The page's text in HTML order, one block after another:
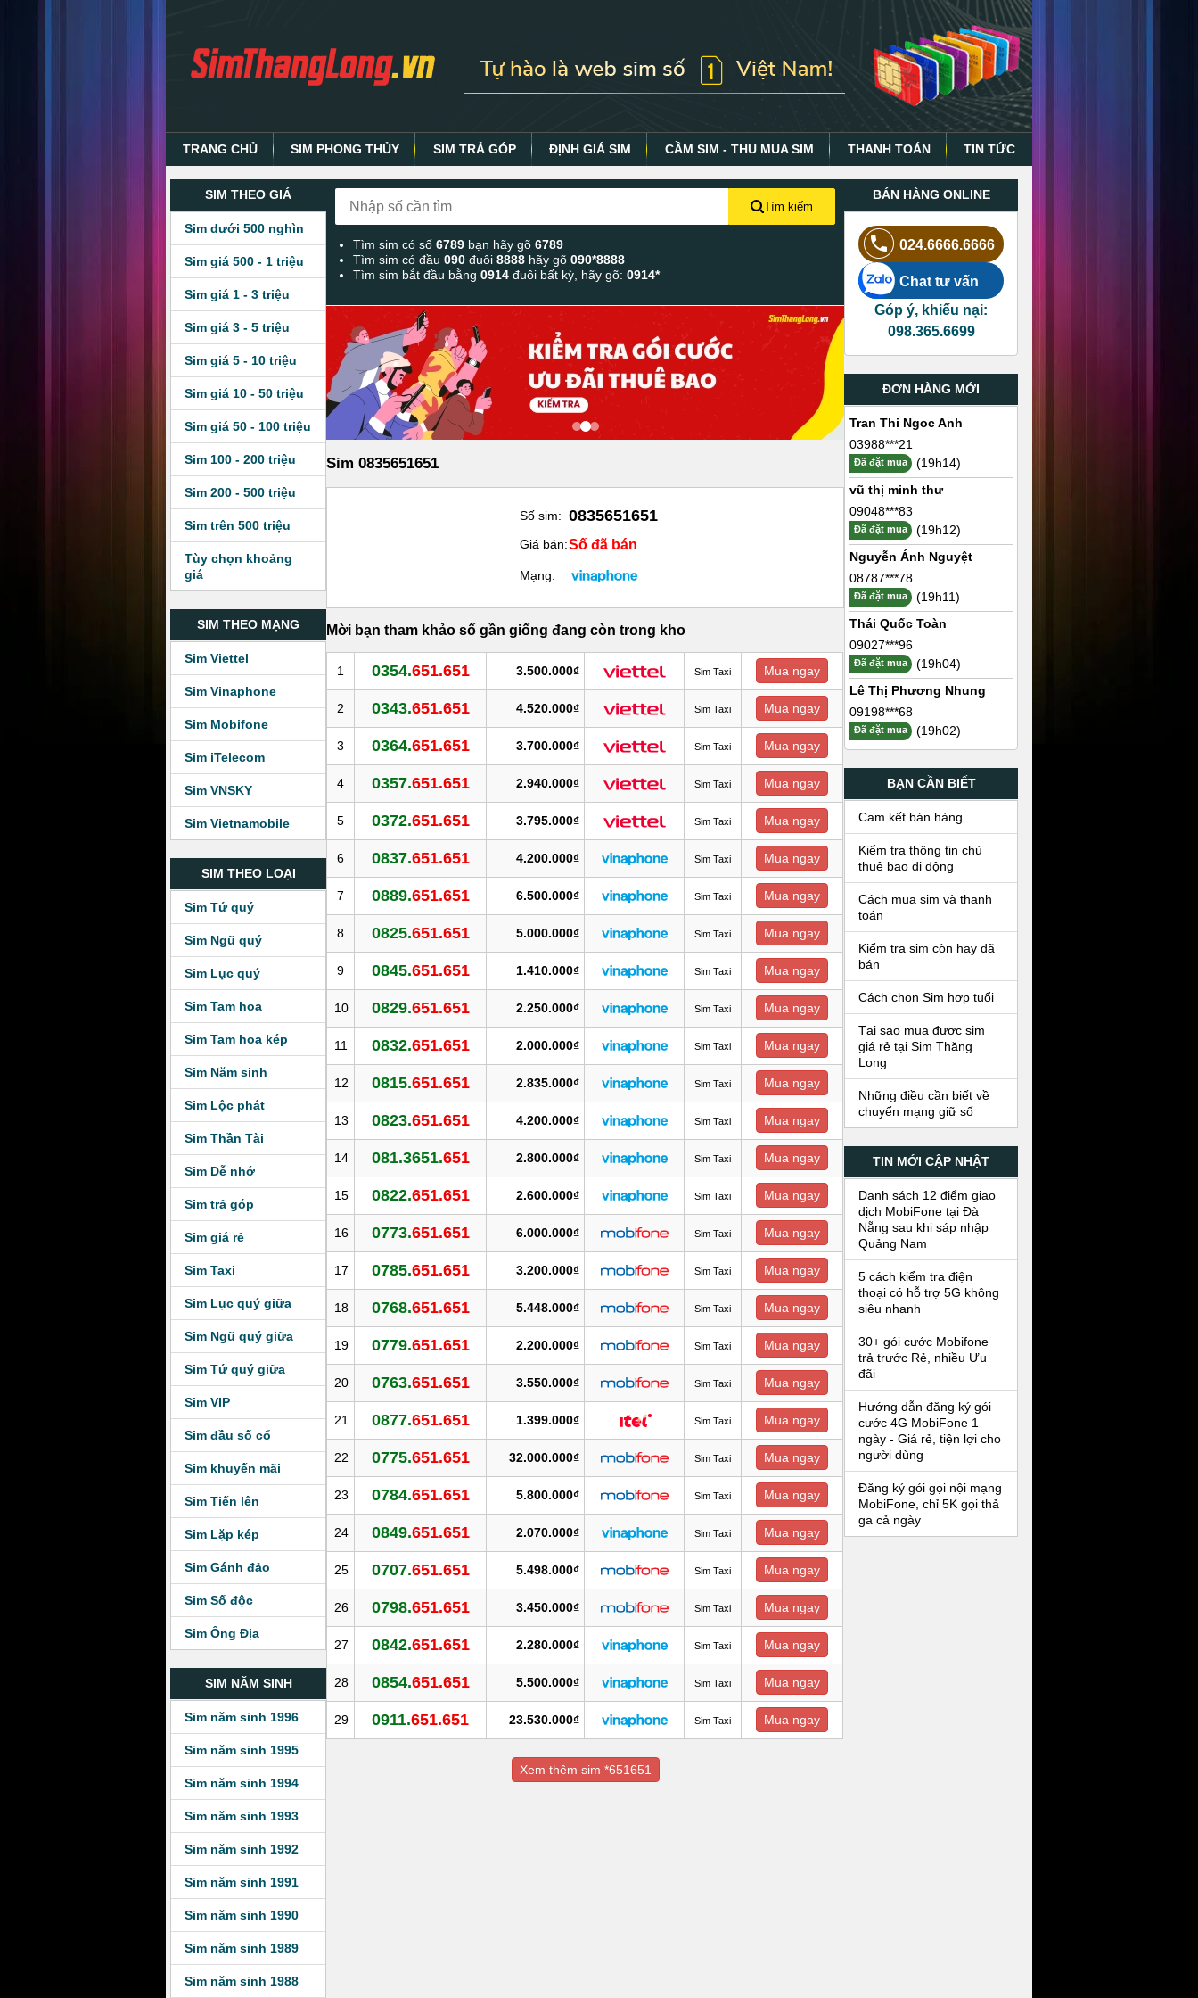
TRANG CHỦ SIM PHONG THỦY SIM TRẢ GÓP ĐỊNH GIÁ SIM CẦM SIM - THU MUA SIM THANH TOÁN TIN TỨC
SIM THEO GIÁ
Sim dưới 500 nghìn
Sim giá 500 - 1 triệu
Sim giá 1 - 3 triệu
Sim giá 3 - 5 triệu
Sim giá 5 - 10 triệu
Sim giá 10 - 50 triệu
Sim giá 50 - 100 triệu
Sim 100 - 200 triệu
Sim 200 - 500 triệu
Sim trên 500 triệu
Tùy chọn khoảng
giá
SIM THEO MẠNG
Sim Viettel
Sim Vinaphone
Sim Mobifone
Sim iTelecom
Sim VNSKY
Sim Vietnamobile
SIM THEO LOẠI
Sim Tứ quý
Sim Ngũ quý
Sim Lục quý
Sim Tam hoa
Sim Tam hoa kép
Sim Năm sinh
Sim Lộc phát
Sim Thần Tài
Sim Dễ nhớ
Sim trả góp
Sim giá rẻ
Sim Taxi
Sim Lục quý giữa
Sim Ngũ quý giữa
Sim Tứ quý giữa
Sim VIP
Sim đầu số cổ
Sim khuyến mãi
Sim Tiến lên
Sim Lặp kép
Sim Gánh đảo
Sim Số độc
Sim Ông Địa
SIM NĂM SINH
Sim năm sinh 1996
Sim năm sinh 1995
Sim năm sinh 1994
Sim năm sinh 1993
Sim năm sinh 1992
Sim năm sinh 1991
Sim năm sinh 1990
Sim năm sinh 1989
Sim năm sinh 1988
Tìm kiếm
Tìm sim có số6789 bạn hãy gõ6789
Tìm sim có đầu090đuôi8888 hãy gõ090*8888
Tìm sim bắt đầu bằng0914 đuôi bất kỳ, hãy gõ:0914*
Sim 0835651651
Số sim: 0835651651
Giá bán:Số đã bán
Mạng:
Mời bạn tham khảo số gần giống đang còn trong kho
1 0354.651.651 3.500.000₫ Sim Taxi Mua ngay
2 0343.651.651 4.520.000₫ Sim Taxi Mua ngay
3 0364.651.651 3.700.000₫ Sim Taxi Mua ngay
4 0357.651.651 2.940.000₫ Sim Taxi Mua ngay
5 0372.651.651 3.795.000₫ Sim Taxi Mua ngay
6 0837.651.651 4.200.000₫ Sim Taxi Mua ngay
7 0889.651.651 6.500.000₫ Sim Taxi Mua ngay
8 0825.651.651 5.000.000₫ Sim Taxi Mua ngay
9 0845.651.651 1.410.000₫ Sim Taxi Mua ngay
10 0829.651.651 2.250.000₫ Sim Taxi Mua ngay
11 0832.651.651 2.000.000₫ Sim Taxi Mua ngay
12 0815.651.651 2.835.000₫ Sim Taxi Mua ngay
13 0823.651.651 4.200.000₫ Sim Taxi Mua ngay
14 081.3651.651 2.800.000₫ Sim Taxi Mua ngay
15 0822.651.651 2.600.000₫ Sim Taxi Mua ngay
16 0773.651.651 6.000.000₫ Sim Taxi Mua ngay
17 0785.651.651 3.200.000₫ Sim Taxi Mua ngay
18 0768.651.651 5.448.000₫ Sim Taxi Mua ngay
19 0779.651.651 2.200.000₫ Sim Taxi Mua ngay
20 0763.651.651 3.550.000₫ Sim Taxi Mua ngay
21 0877.651.651 1.399.000₫ Sim Taxi Mua ngay
22 0775.651.651 32.000.000₫ Sim Taxi Mua ngay
23 0784.651.651 5.800.000₫ Sim Taxi Mua ngay
24 0849.651.651 2.070.000₫ Sim Taxi Mua ngay
25 0707.651.651 5.498.000₫ Sim Taxi Mua ngay
26 0798.651.651 3.450.000₫ Sim Taxi Mua ngay
27 0842.651.651 2.280.000₫ Sim Taxi Mua ngay
28 0854.651.651 5.500.000₫ Sim Taxi Mua ngay
29 0911.651.651 23.530.000₫ Sim Taxi Mua ngay
Xem thêm sim *651651
BÁN HÀNG ONLINE
024.6666.6666
Chat tư vấn
Góp ý, khiếu nại:
098.365.6699
ĐƠN HÀNG MỚI
Tran Thi Ngoc Anh
03988***21
Đã đặt mua
(19h14)
vũ thị minh thư
09048***83
Đã đặt mua
(19h12)
Nguyễn Ánh Nguyệt
08787***78
Đã đặt mua
(19h11)
Thái Quốc Toàn
09027***96
Đã đặt mua
(19h04)
Lê Thị Phương Nhung
09198***68
Đã đặt mua (19h02)
BẠN CẦN BIẾT
Cam kết bán hàng
Kiểm tra thông tin chủ
thuê bao di động
Cách mua sim và thanh
toán
Kiểm tra sim còn hay đã
bán
Cách chọn Sim hợp tuổi
Tại sao mua được sim
giá rẻ tại Sim Thăng
Long
Những điều cần biết về
chuyển mạng giữ số
TIN MỚI CẬP NHẬT
Danh sách 12 điểm giao
dịch MobiFone tại Đà
Nẵng sau khi sáp nhập
Quảng Nam
5 cách kiểm tra điện
thoại có hỗ trợ 5G không
siêu nhanh
30+ gói cước Mobifone
trả trước Rẻ, nhiều Ưu
đãi
Hướng dẫn đăng ký gói
cước 4G MobiFone 1
ngày - Giá rẻ, tiện lợi cho
người dùng
Đăng ký gói gọi nội mạng
MobiFone, chỉ 5K gọi thả
ga cả ngày